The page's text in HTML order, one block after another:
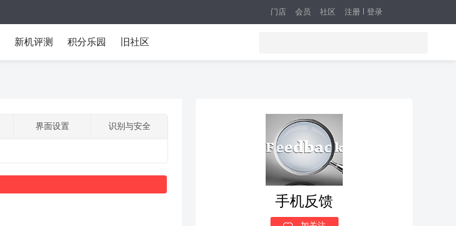
注册 登录
门店 会员 社区
新机评测 积分乐园 旧社区
界面设置 识别与安全
手机反馈